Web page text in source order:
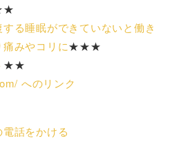
る睡眠ができていないと働き
みやコリに★★★
★★
へのリンク
話をかける